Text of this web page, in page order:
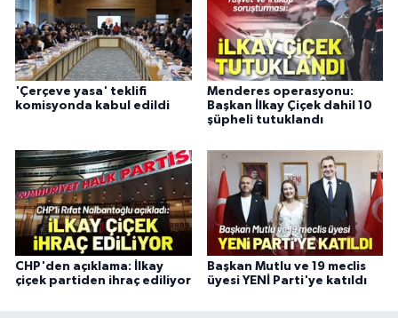
'Çerçeve yasa' teklifi
komisyonda kabul edildi
Menderes operasyonu:
Başkan İlkay Çiçek dahil 10
şüpheli tutuklandı
CHP'den açıklama: İlkay
çiçek partiden ihraç ediliyor
Başkan Mutlu ve 19 meclis
üyesi YENİ Parti'ye katıldı